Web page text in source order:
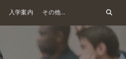
入学案内 その他...